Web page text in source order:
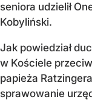
seniora udzielił
Kobyliński.
Jak powiedział
w Kościele
papieża
sprawowanie